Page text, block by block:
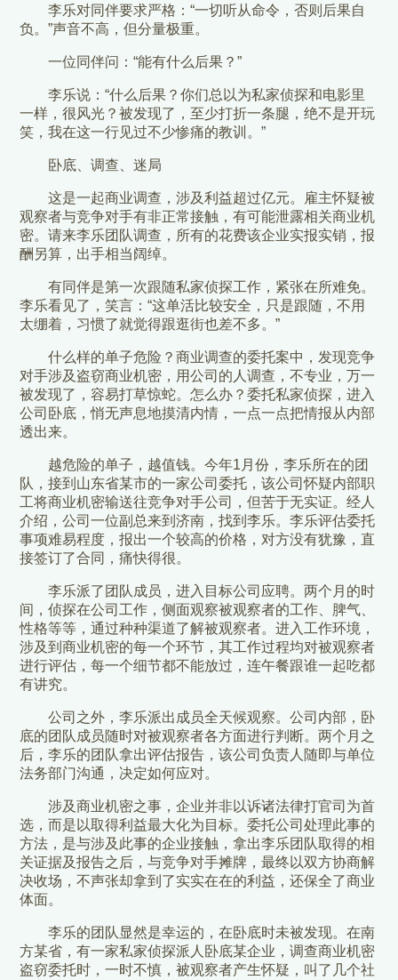
李乐对同伴要求严格：“一切听从命令，否则后果自
负。”声音不高，但分量极重。
一位同伴问：“能有什么后果？”
李乐说：“什么后果？你们总以为私家侦探和电影里
一样，很风光？被发现了，至少打折一条腿，绝不是开玩
笑，我在这一行见过不少惨痛的教训。”
卧底、调查、迷局
这是一起商业调查，涉及利益超过亿元。雇主怀疑被
观察者与竞争对手有非正常接触，有可能泄露相关商业机
密。请来李乐团队调查，所有的花费该企业实报实销，报
酬另算，出手相当阔绰。
有同伴是第一次跟随私家侦探工作，紧张在所难免。
李乐看见了，笑言：“这单活比较安全，只是跟随，不用
太绷着，习惯了就觉得跟逛街也差不多。”
什么样的单子危险？商业调查的委托案中，发现竞争
对手涉及盗窃商业机密，用公司的人调查，不专业，万一
被发现了，容易打草惊蛇。怎么办？委托私家侦探，进入
公司卧底，悄无声息地摸清内情，一点一点把情报从内部
透出来。
越危险的单子，越值钱。今年1月份，李乐所在的团
队，接到山东省某市的一家公司委托，该公司怀疑内部职
工将商业机密输送往竞争对手公司，但苦于无实证。经人
介绍，公司一位副总来到济南，找到李乐。李乐评估委托
事项难易程度，报出一个较高的价格，对方没有犹豫，直
接签订了合同，痛快得很。
李乐派了团队成员，进入目标公司应聘。两个月的时
间，侦探在公司工作，侧面观察被观察者的工作、脾气、
性格等等，通过种种渠道了解被观察者。进入工作环境，
涉及到商业机密的每一个环节，其工作过程均对被观察者
进行评估，每一个细节都不能放过，连午餐跟谁一起吃都
有讲究。
公司之外，李乐派出成员全天候观察。公司内部，卧
底的团队成员随时对被观察者各方面进行判断。两个月之
后，李乐的团队拿出评估报告，该公司负责人随即与单位
法务部门沟通，决定如何应对。
涉及商业机密之事，企业并非以诉诸法律打官司为首
选，而是以取得利益最大化为目标。委托公司处理此事的
方法，是与涉及此事的企业接触，拿出李乐团队取得的相
关证据及报告之后，与竞争对手摊牌，最终以双方协商解
决收场，不声张却拿到了实实在在的利益，还保全了商业
体面。
李乐的团队显然是幸运的，在卧底时未被发现。在南
方某省，有一家私家侦探派人卧底某企业，调查商业机密
盗窃委托时，一时不慎，被观察者产生怀疑，叫了几个社